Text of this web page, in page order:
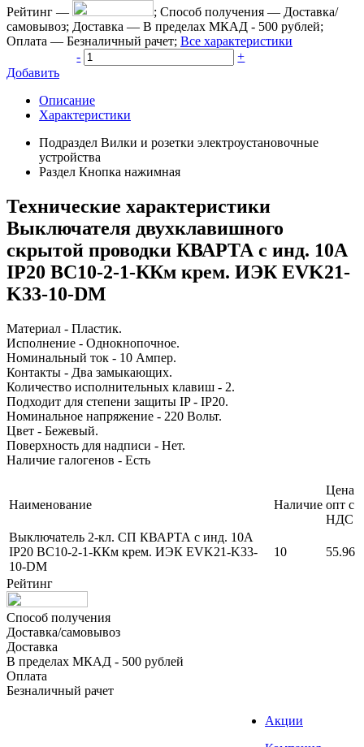
Рейтинг — ; Способ получения — Доставка/
самовывоз; Доставка — В пределах МКАД - 500 рублей;
Оплата — Безналичный рачет; Все характеристики
-
+
Добавить
Описание
Характеристики
Подраздел Вилки и розетки электроустановочные
устройства
Раздел Кнопка нажимная
Технические характеристики
Выключателя двухклавишного
скрытой проводки КВАРТА с инд. 10А
IP20 ВС10-2-1-ККм крем. ИЭК EVK21-
K33-10-DM
Материал - Пластик.
Исполнение - Однокнопочное.
Номинальный ток - 10 Ампер.
Контакты - Два замыкающих.
Количество исполнительных клавиш - 2.
Подходит для степени защиты IP - IP20.
Номинальное напряжение - 220 Вольт.
Цвет - Бежевый.
Поверхность для надписи - Нет.
Наличие галогенов - Есть
Наименование Наличие
Цена
опт с
НДС
Выключатель 2-кл. СП КВАРТА с инд. 10А
IP20 ВС10-2-1-ККм крем. ИЭК EVK21-K33-
10-DM
10 55.96
Рейтинг
Способ получения
Доставка/самовывоз
Доставка
В пределах МКАД - 500 рублей
Оплата
Безналичный рачет
Акции